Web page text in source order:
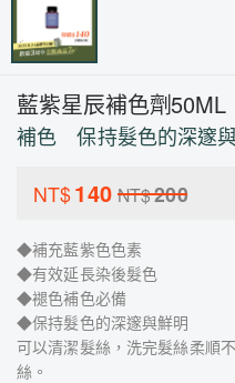
藍紫星辰補色劑50ML
補色 保持髮色的深邃
NT$140 NT$200
◆補充藍紫色色素
◆有效延長染後髮色
◆褪色補色必備
◆保持髮色的深邃與鮮明
可以清潔髮絲，洗完髮絲柔順
絲。